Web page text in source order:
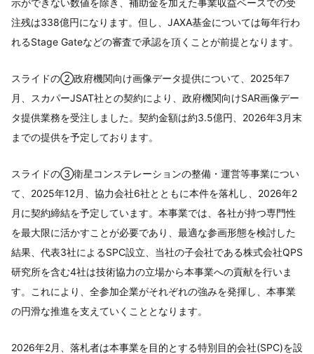
示ができない数値を除き、補助金を加えた事業収益ベースでの受
注残は338億円になります。但し、JAXA基金については毎年行わ
れるStage Gateなどの審査で承認を頂くことが前提となります。
スライドの②政府機関向け画像データ提供について、2025年7
月、スカパーJSAT社との契約により、政府機関向けSAR画像デー
タ提供業務を受注しました。契約金額は約3.5億円、2026年3月末
までの提供を予定しております。
スライドの③衛星コンステレーションの整備・運営等事業につい
て、2025年12月、協力会社6社とともに本件を落札し、2026年2
月に契約締結を予定しています。本事業では、各社が持つ専門性
を最大限に活かすことが必要であり、最適な参画形態を検討した
結果、代表3社によるSPC設立、当社の子会社である株式会社QPS
研究所を含む4社は技術協力の立場から本事業への貢献を行いま
す。これにより、全参加企業がそれぞれの強みを発揮し、本事業
の円滑な推進を支えていくこととなります。
2026年2月、落札者は本事業を目的とする特別目的会社(SPC)を設